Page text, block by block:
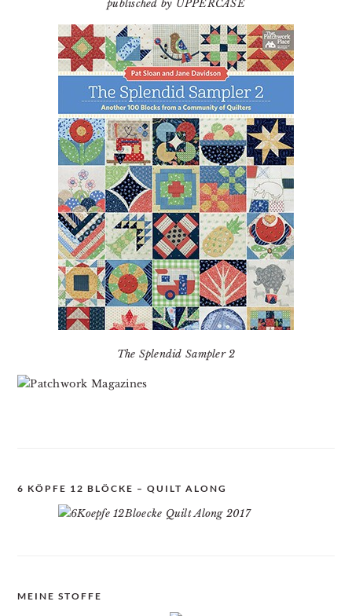
publisched by UPPERCASE
The Splendid Sampler 2
6 KÖPFE 12 BLÖCKE – QUILT ALONG
MEINE STOFFE